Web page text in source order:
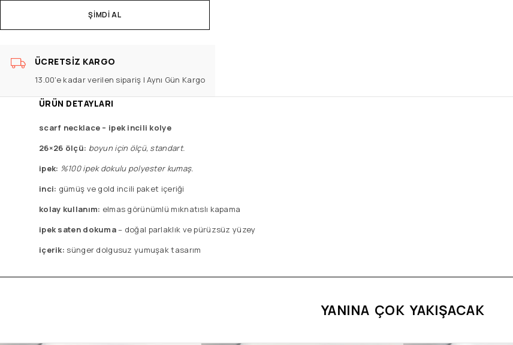
ŞIMDI AL
ÜCRETSIZ KARGO
13.00'e kadar verilen sipariş | Aynı Gün Kargo
ÜRÜN DETAYLARI
scarf necklace – ipek incili kolye
26×26 ölçü: boyun için ölçü, standart.
ipek: %100 ipek dokulu polyester kumaş.
inci: gümüş ve gold incili paket içeriği
kolay kullanım: elmas görünümlü mıknatıslı kapama
ipek saten dokuma– doğal parlaklık ve pürüzsüz yüzey
içerik: sünger dolgusuz yumuşak tasarım
YANINA ÇOK YAKIŞACAK